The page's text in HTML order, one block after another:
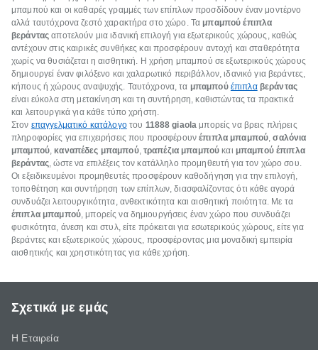
μπαμπού και οι καθαρές γραμμές των επίπλων προσδίδουν έναν μοντέρνο
αλλά ταυτόχρονα ζεστό χαρακτήρα στο χώρο. Τα μπαμπού έπιπλα
βεράντας αποτελούν μια ιδανική επιλογή για εξωτερικούς χώρους, καθώς
αντέχουν στις καιρικές συνθήκες και προσφέρουν αντοχή και σταθερότητα
χωρίς να θυσιάζεται η αισθητική. Η χρήση μπαμπού σε εξωτερικούς χώρους
δημιουργεί έναν φιλόξενο και χαλαρωτικό περιβάλλον, ιδανικό για βεράντες,
κήπους ή χώρους αναψυχής. Ταυτόχρονα, τα μπαμπού έπιπλαβεράντας
είναι εύκολα στη μετακίνηση και τη συντήρηση, καθιστώντας τα πρακτικά
και λειτουργικά για κάθε τύπο χρήστη.
Στον επαγγελματικό κατάλογοτου 11888giaola μπορείς να βρεις πλήρεις
πληροφορίες για επιχειρήσεις που προσφέρουνέπιπλα μπαμπού,σαλόνια
μπαμπού, καναπέδες μπαμπού, τραπέζια μπαμπού και μπαμπού έπιπλα
βεράντας, ώστε να επιλέξεις τον κατάλληλο προμηθευτή για τον χώρο σου.
Οι εξειδικευμένοι προμηθευτές προσφέρουν καθοδήγηση για την επιλογή,
τοποθέτηση και συντήρηση των επίπλων, διασφαλίζοντας ότι κάθε αγορά
συνδυάζει λειτουργικότητα, ανθεκτικότητα και αισθητική ποιότητα. Με τα
έπιπλα μπαμπού, μπορείς να δημιουργήσεις έναν χώρο που συνδυάζει
φυσικότητα, άνεση και στυλ, είτε πρόκειται για εσωτερικούς χώρους, είτε για
βεράντες και εξωτερικούς χώρους, προσφέροντας μια μοναδική εμπειρία
αισθητικής και χρηστικότητας για κάθε χρήση.
Σχετικά με εμάς
Η Εταιρεία